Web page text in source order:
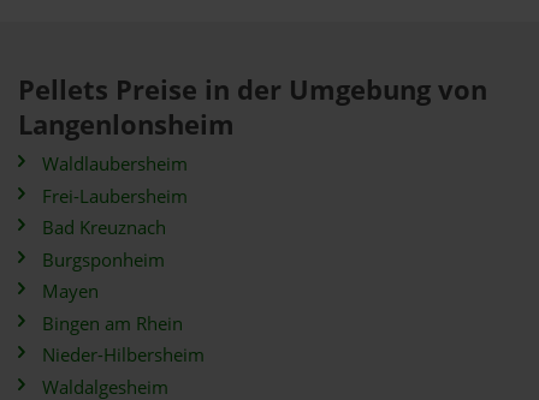
Pellets Preise in der Umgebung von
Langenlonsheim
Waldlaubersheim
Frei-Laubersheim
Bad Kreuznach
Burgsponheim
Mayen
Bingen am Rhein
Nieder-Hilbersheim
Waldalgesheim